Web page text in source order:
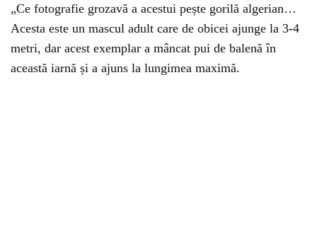
„Ce fotografie grozavă a acestui pește gorilă algerian…
Acesta este un mascul adult care de obicei ajunge la 3-4
metri, dar acest exemplar a mâncat pui de balenă în
această iarnă și a ajuns la lungimea maximă.